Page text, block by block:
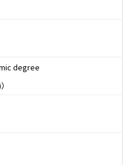
degree